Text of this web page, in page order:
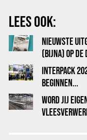
LEES OOK:
NIEUWSTE
(BIJNA) OP DE
INTERPACK
BEGINNEN...
WORD JIJ